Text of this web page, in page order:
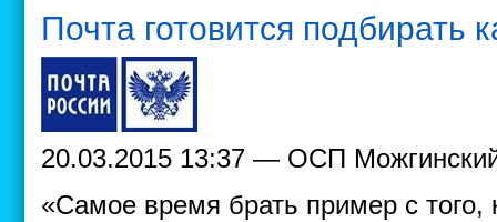
Почта готовится подбирать
20.03.2015 13:37 — ОСП
«Самое время брать пример с